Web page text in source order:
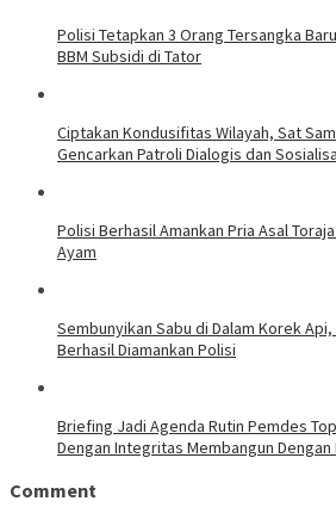
Polisi Tetapkan 3 Orang Tersangka
BBM Subsidi di Tator
Ciptakan Kondusifitas Wilayah, Sat
Gencarkan Patroli Dialogis dan
Polisi Berhasil Amankan Pria Asal
Ayam
Sembunyikan Sabu di Dalam Korek
Berhasil Diamankan Polisi
Briefing Jadi Agenda Rutin Pemdes
Dengan Integritas Membangun
Comment